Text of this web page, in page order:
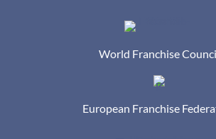
World Franchise
European Franchise